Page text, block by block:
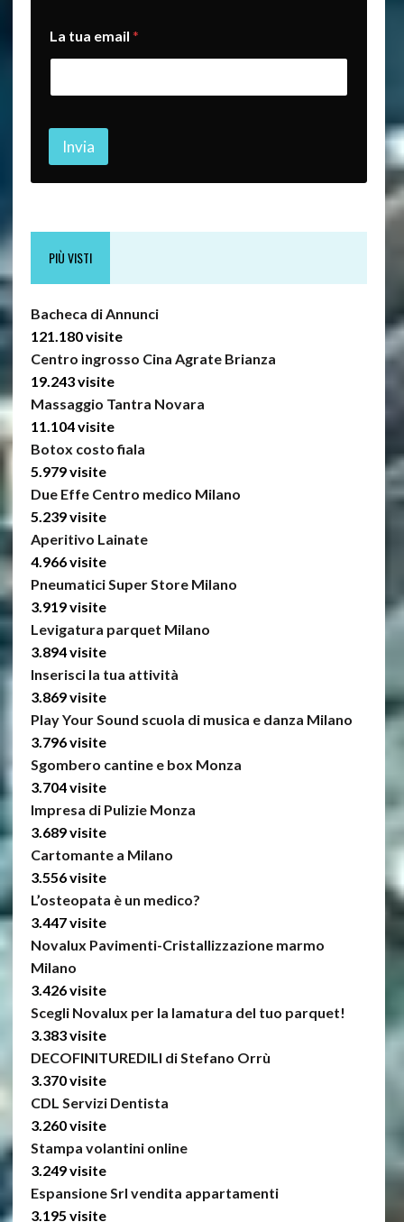
l
L
I
La tua email *
Invia
PIÙ VISTI
Bacheca di Annunci
121.180 visite
Centro ingrosso Cina Agrate Brianza
19.243 visite
Massaggio Tantra Novara
11.104 visite
Botox costo fiala
5.979 visite
Due Effe Centro medico Milano
5.239 visite
Aperitivo Lainate
4.966 visite
Pneumatici Super Store Milano
3.919 visite
Levigatura parquet Milano
3.894 visite
Inserisci la tua attività
3.869 visite
Play Your Sound scuola di musica e danza Milano
3.796 visite
Sgombero cantine e box Monza
3.704 visite
Impresa di Pulizie Monza
3.689 visite
Cartomante a Milano
3.556 visite
L’osteopata è un medico?
3.447 visite
Novalux Pavimenti-Cristallizzazione marmo
Milano
3.426 visite
Scegli Novalux per la lamatura del tuo parquet!
3.383 visite
DECOFINITUREDILI di Stefano Orrù
3.370 visite
CDL Servizi Dentista
3.260 visite
Stampa volantini online
3.249 visite
Espansione Srl vendita appartamenti
3.195 visite